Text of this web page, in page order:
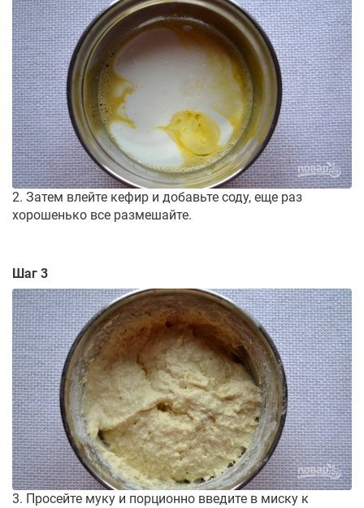
2. Затем влейте кефир и добавьте соду, еще раз
хорошенько все размешайте.
Шаг 3
3. Просейте муку и порционно введите в миску к